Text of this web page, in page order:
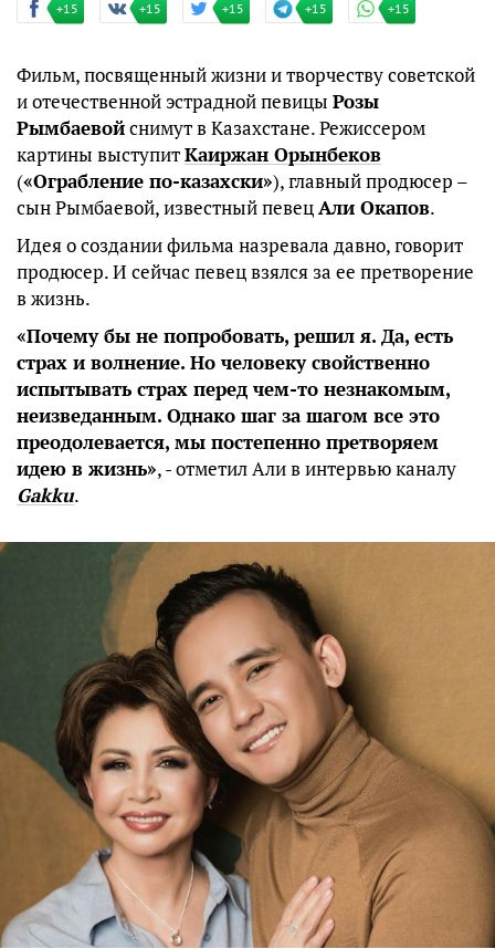
+15 +15 +15 +15 +15
Фильм, посвященный жизни и творчеству советской
и отечественной эстрадной певицы Розы
Рымбаевойснимут в Казахстане. Режиссером
картины выступитКаиржан Орынбеков
(«Ограбление по-казахски»), главный продюсер –
сын Рымбаевой, известный певецАли Окапов.
Идея о создании фильма назревала давно, говорит
продюсер. И сейчас певец взялся за ее претворение
в жизнь.
«Почему бы не попробовать, решил я. Да, есть
страх и волнение. Но человеку свойственно
испытывать страх перед чем-то незнакомым,
неизведанным. Однако шаг за шагом все это
преодолевается, мы постепенно претворяем
идею в жизнь», - отметил Али в интервью каналу
Gakku.